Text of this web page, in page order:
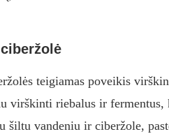
teigiamas poveikis
virškinti riebalus ir
šiltu vandeniu ir ciberžole,